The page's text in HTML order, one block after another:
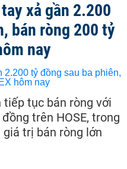
xả gần 2.200
bán ròng 200 tỷ
nay
tục bán ròng với
trên HOSE, trong
giá trị bán ròng lớn